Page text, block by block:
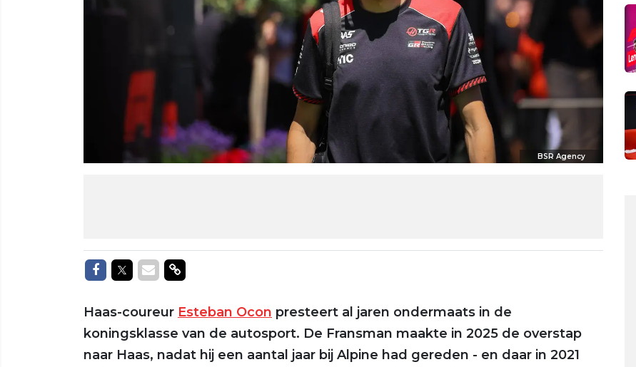
BSR Agency
Delen op Facebook
Delen op Twitter
Delen via Mail
Delen via link
Haas-coureur Esteban Ocon presteert al jaren ondermaats in de
koningsklasse van de autosport. De Fransman maakte in 2025 de overstap
naar Haas, nadat hij een aantal jaar bij Alpine had gereden - en daar in 2021